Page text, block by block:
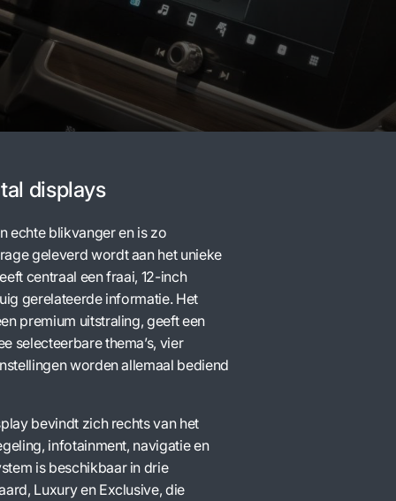
displays
echte blikvanger en is zo
geleverd wordt aan het unieke
centraal een fraai, 12-inch
gerelateerde informatie. Het
premium uitstraling, geeft een
selecteerbare thema’s, vier
worden allemaal bediend
bevindt zich rechts van het
infotainment, navigatie en
is beschikbaar in drie
Luxury en Exclusive, die